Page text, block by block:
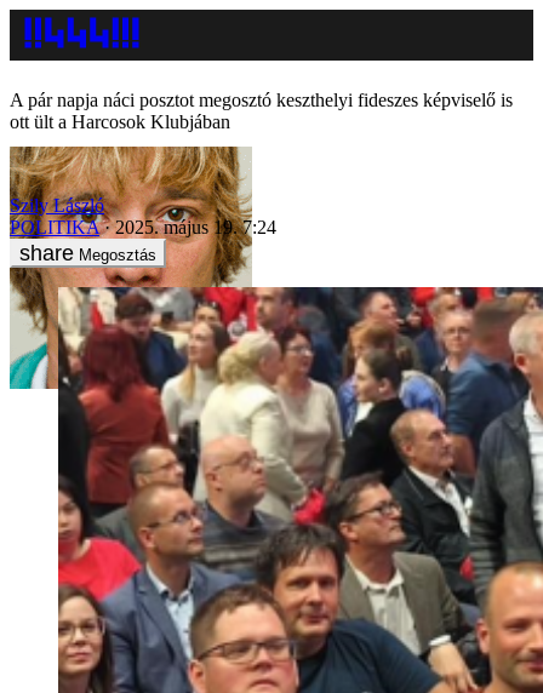
A pár napja náci posztot megosztó keszthelyi fideszes képviselő is
ott ült a Harcosok Klubjában
Szily László
POLITIKA
2025. május 19. 7:24
Megosztás